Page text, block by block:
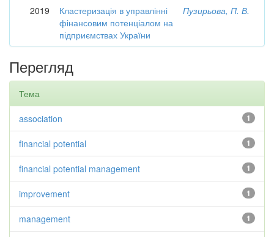
2019
Кластеризація в управлінні
фінансовим потенціалом на
підприємствах України
Пузирьова, П. В.
Перегляд
Тема
1
association
1
financial potential
1
financial potential management
1
improvement
1
management